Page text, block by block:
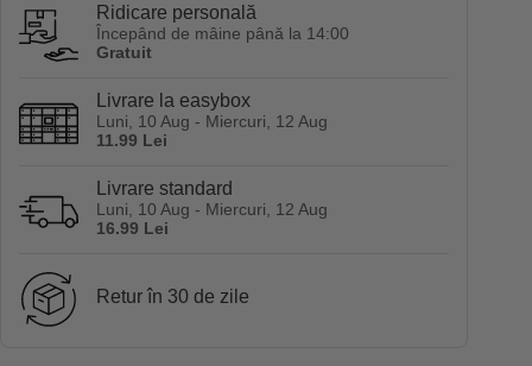
Presidente
100
Ridicare personală
Începând de mâine până la 14:00
Gratuit
Livrare la easybox
Luni, 10 Aug - Miercuri, 12 Aug
11.99 Lei
Livrare standard
Luni, 10 Aug - Miercuri, 12 Aug
16.99 Lei
Retur în 30 de zile